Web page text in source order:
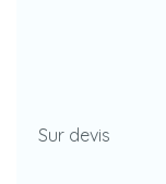
Sur devis